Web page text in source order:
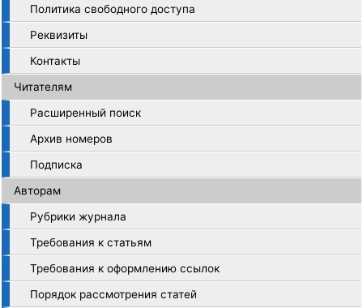
Политика свободного доступа
Реквизиты
Контакты
Читателям
Расширенный поиск
Архив номеров
Подписка
Авторам
Рубрики журнала
Требования к статьям
Требования к оформлению ссылок
Порядок рассмотрения статей